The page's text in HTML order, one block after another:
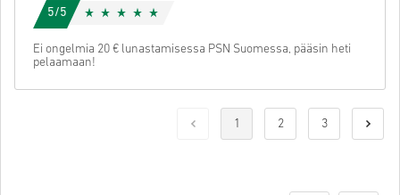
5/5
Ei ongelmia 20 € lunastamisessa PSN Suomessa, pääsin heti
pelaamaan!
1 2 3